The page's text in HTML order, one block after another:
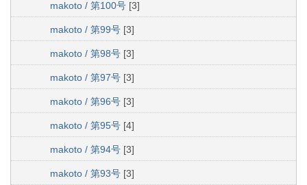
makoto / 第100号 [3]
makoto / 第99号 [3]
makoto / 第98号 [3]
makoto / 第97号 [3]
makoto / 第96号 [3]
makoto / 第95号 [4]
makoto / 第94号 [3]
makoto / 第93号 [3]